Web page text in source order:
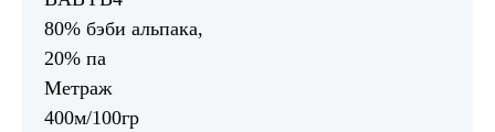
80% бэби альпака,
20% па
Метраж
400м/100гр